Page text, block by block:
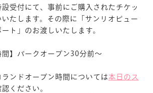
受付にて、事前にご購入されたチケッ
いたします。その際に「サンリオピュー
ト」のお渡しいたします。
間】パークオープン30分前～
ンドオープン時間については本日のス
ください。